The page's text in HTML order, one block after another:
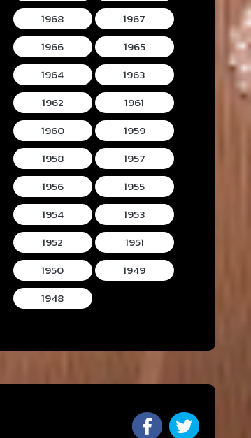
1968
1967
1966
1965
1964
1963
1962
1961
1960
1959
1958
1957
1956
1955
1954
1953
1952
1951
1950
1949
1948